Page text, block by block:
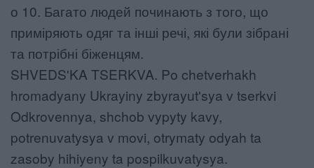
о 10. Багато людей починають з того, що
приміряють одяг та інші речі, які були зібрані
та потрібні біженцям.
SHVEDSʹKA TSERKVA. Po chetverhakh
hromadyany Ukrayiny zbyrayutʹsya v tserkvi
Odkrovennya, shchob vypyty kavy,
potrenuvatysya v movi, otrymaty odyah ta
zasoby hihiyeny ta pospilkuvatysya.